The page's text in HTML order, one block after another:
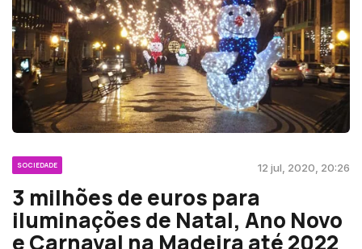
SOCIEDADE 12 jul, 2020, 20:26
3 milhões de euros para
iluminações de Natal, Ano Novo
e Carnaval na Madeira até 2022